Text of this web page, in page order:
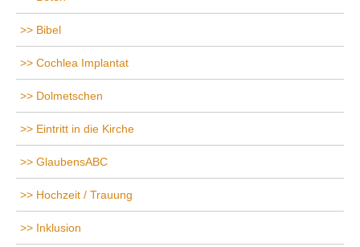
Bibel
Cochlea Implantat
Dolmetschen
Eintritt in die Kirche
GlaubensABC
Hochzeit / Trauung
Inklusion